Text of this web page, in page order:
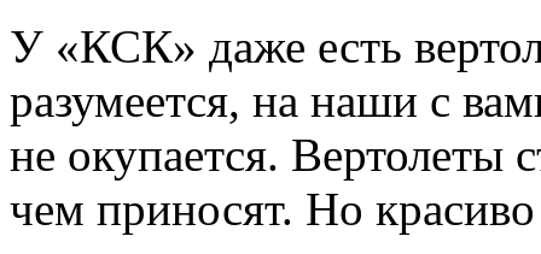
У «КСК» даже есть
разумеется, на наши с
не окупается. Вертолеты
чем приносят. Но